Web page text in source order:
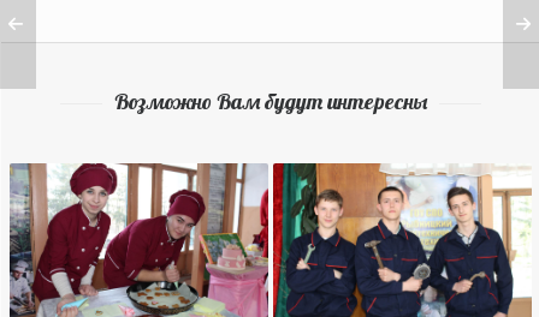
Возможно Вам будут интересны
Повар, кондитер
Техническое обслуживание
и ремонт автомобильного
транспорта